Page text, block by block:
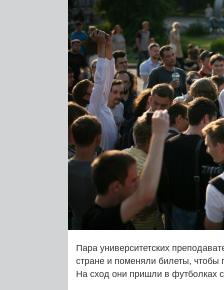
Пара университетских
стране и поменяли билеты, чтобы
На сход они пришли в футболках